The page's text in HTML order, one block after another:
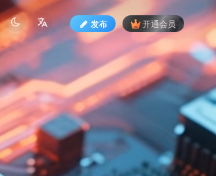
发布 开通会员